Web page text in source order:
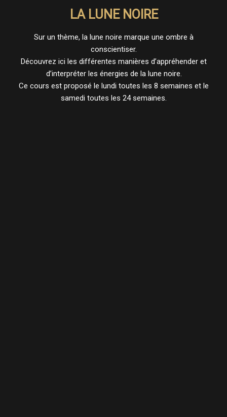
LA LUNE NOIRE
Sur un thème, la lune noire marque une ombre à
conscientiser.
Découvrez ici les différentes manières d’appréhender et
d’interpréter les énergies de la lune noire.
Ce cours est proposé le lundi toutes les 8 semaines et le
samedi toutes les 24 semaines.